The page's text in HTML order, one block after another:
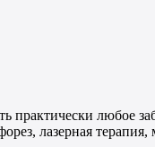
практически
лазерная терапия,